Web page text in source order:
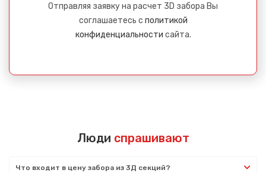
Отправляя заявку на расчет 3D забора Вы
соглашаетесь с политикой
конфиденциальности сайта.
Люди спрашивают
Что входит в цену забора из 3Д секций?